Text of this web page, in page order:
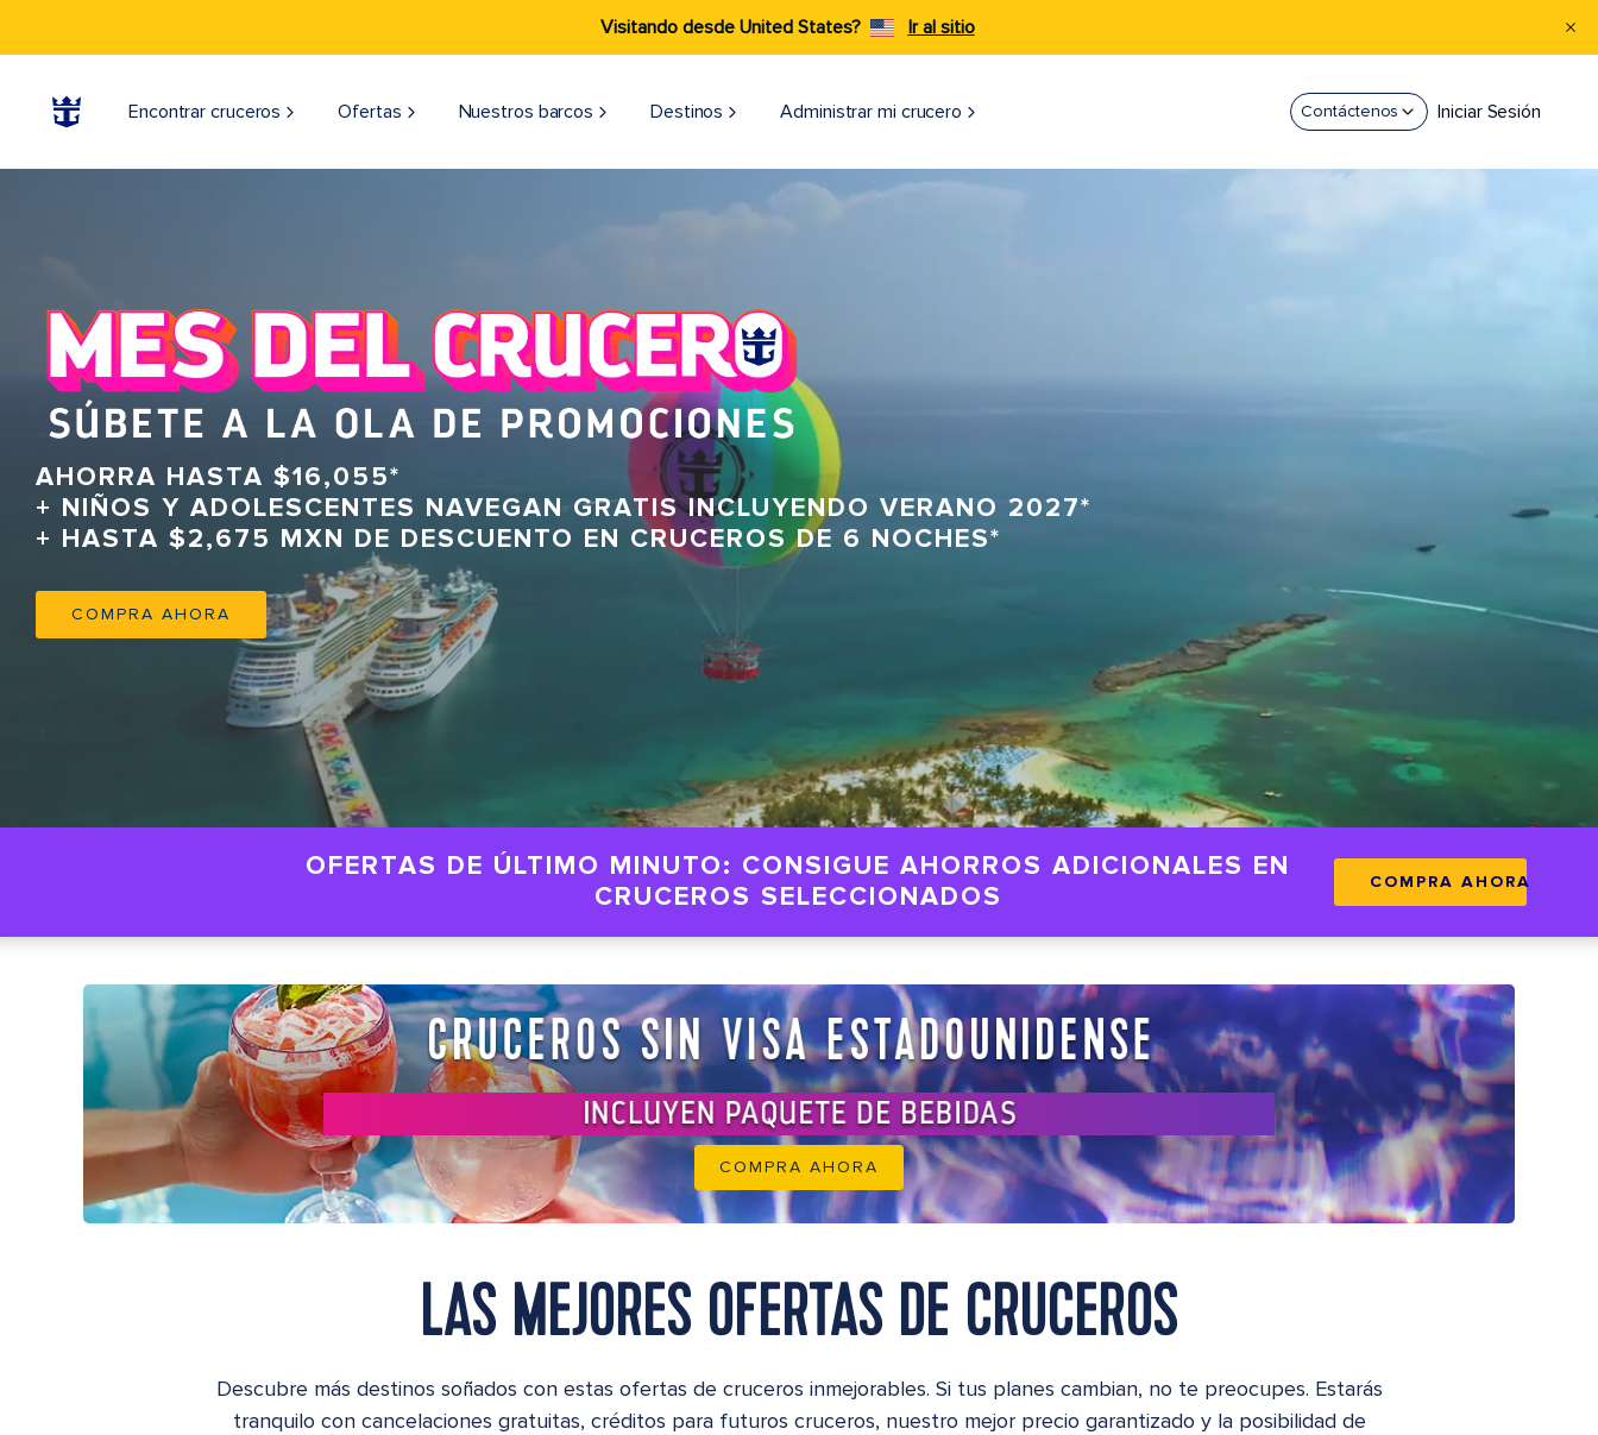
Visitando desde United States? Ir al sitio
Encontrar cruceros Ofertas Nuestros barcos Destinos Administrar mi crucero Contáctenos Iniciar Sesión
AHORRA HASTA $16,055*
+ NIÑOS Y ADOLESCENTES NAVEGAN GRATIS INCLUYENDO VERANO 2027*
+ HASTA $2,675 MXN DE DESCUENTO EN CRUCEROS DE 6 NOCHES*
COMPRA AHORA
OFERTAS DE ÚLTIMO MINUTO: CONSIGUE AHORROS ADICIONALES EN
CRUCEROS SELECCIONADOS
COMPRA AHORA
COMPRA AHORA
LAS MEJORES OFERTAS DE CRUCEROS
Descubre más destinos soñados con estas ofertas de cruceros inmejorables. Si tus planes cambian, no te preocupes. Estarás
tranquilo con cancelaciones gratuitas, créditos para futuros cruceros, nuestro mejor precio garantizado y la posibilidad de